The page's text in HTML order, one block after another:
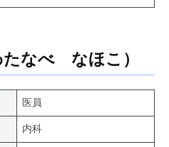
なべ なほこ）
医員
内科